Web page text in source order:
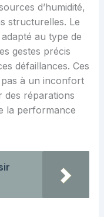
d’humidité,
structurelles. Le
au type de
gestes précis
défaillances. Ces
à un inconfort
des réparations
la performance